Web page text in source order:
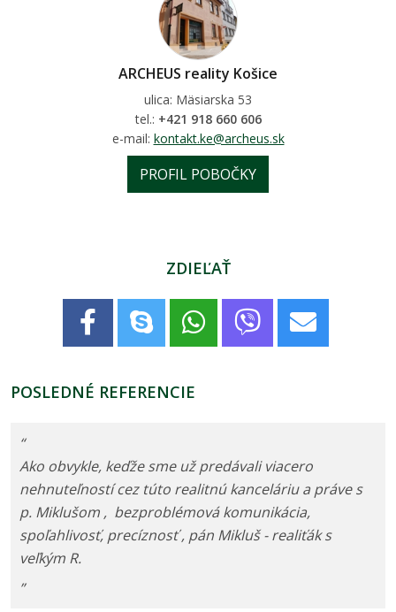
ARCHEUS reality Košice
ulica: Mäsiarska 53
tel.: +421 918 660 606
e-mail: kontakt.ke@archeus.sk
PROFIL POBOČKY
ZDIEĽAŤ
POSLEDNÉ REFERENCIE
“
Ako obvykle, keďže sme už predávali viacero
nehnuteľností cez túto realitnú kanceláriu a práve s
p. Miklušom , bezproblémová komunikácia,
spoľahlivosť, precíznosť , pán Mikluš - realiťák s
veľkým R.
”